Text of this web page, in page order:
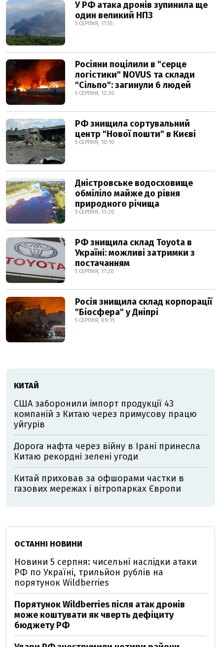
У РФ атака дронів зупинила ще
один великий НПЗ
5 СЕРПНЯ, 17:55
Росіяни поцілили в "серце
логістики" NOVUS та склади
"Сільпо": загинули 6 людей
5 СЕРПНЯ, 12:30
РФ знищила сортувальний
центр "Нової пошти" в Києві
5 СЕРПНЯ, 10:10
Дністровське водосховище
обміліло майже до рівня
природного річища
5 СЕРПНЯ, 13:20
РФ знищила склад Toyota в
Україні: можливі затримки з
постачанням
5 СЕРПНЯ, 17:20
Росія знищила склад корпорації
"Біосфера" у Дніпрі
5 СЕРПНЯ, 09:15
КИТАЙ
США заборонили імпорт продукції 43
компаній з Китаю через примусову працю
уйгурів
Дорога нафта через війну в Ірані принесла
Китаю рекордні зелені угоди
Китай приховав за офшорами частки в
газових мережах і вітропарках Європи
ОСТАННІ НОВИНИ
Новини 5 серпня: чисельні наслідки атаки
РФ по Україні, трильйон рублів на
порятунок Wildberries
Порятунок Wildberries після атак дронів
може коштувати як чверть дефіциту
бюджету РФ